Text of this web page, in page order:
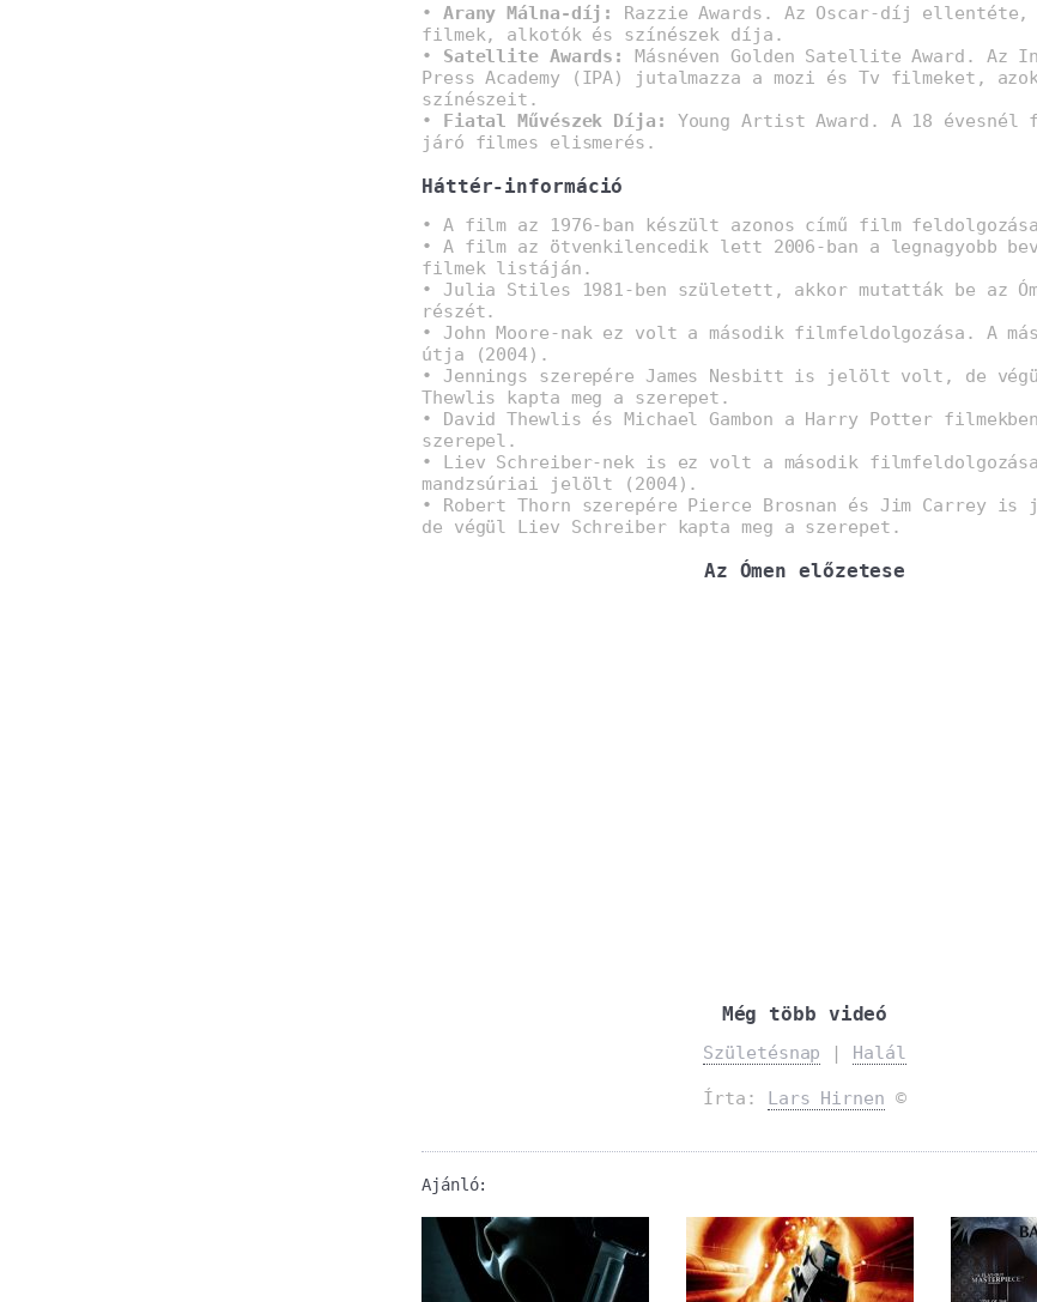
• Arany Málna-díj:
Razzie Awards. Az Oscar-díj ellentéte,
filmek, alkotók és színészek díja.
• Satellite Awards:
Másnéven Golden Satellite Award. Az
Press Academy (IPA) jutalmazza a mozi és Tv filmeket,
színészeit.
• Fiatal Művészek Díja:
Young Artist Award. A 18 évesnél
járó filmes elismerés.
Háttér-információ
• A film az 1976-ban készült azonos című film
• A film az ötvenkilencedik lett 2006-ban a legnagyobb
filmek listáján.
• Julia Stiles 1981-ben született, akkor mutatták be az
részét.
• John Moore-nak ez volt a második filmfeldolgozása. A
útja (2004).
• Jennings szerepére James Nesbitt is jelölt volt, de
Thewlis kapta meg a szerepet.
• David Thewlis és Michael Gambon a Harry Potter
szerepel.
• Liev Schreiber-nek is ez volt a második
mandzsúriai jelölt (2004).
• Robert Thorn szerepére Pierce Brosnan és Jim Carrey
de végül Liev Schreiber kapta meg a szerepet.
Az Ómen előzetese
Még több videó
Születésnap | Halál
Írta: Lars Hirnen ©
Ajánló: